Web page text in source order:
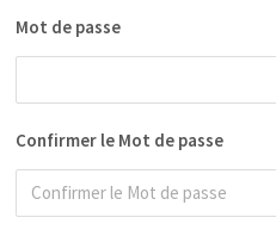
Mot de passe
Confirmer le Mot de passe